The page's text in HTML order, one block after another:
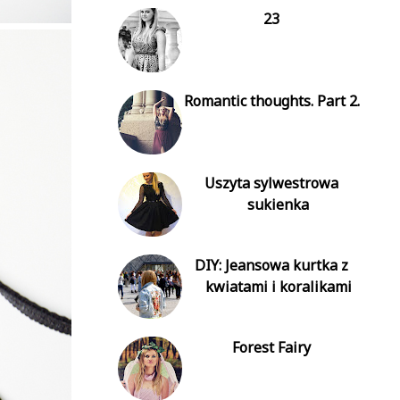
23
Romantic thoughts. Part 2.
Uszyta sylwestrowa
sukienka
DIY: Jeansowa kurtka z
kwiatami i koralikami
Forest Fairy